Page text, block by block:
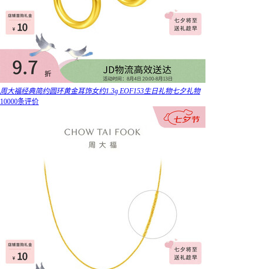
周大福经典简约圆环黄金耳饰女约1.3g EOF153生日礼物七夕礼物
10000条评价